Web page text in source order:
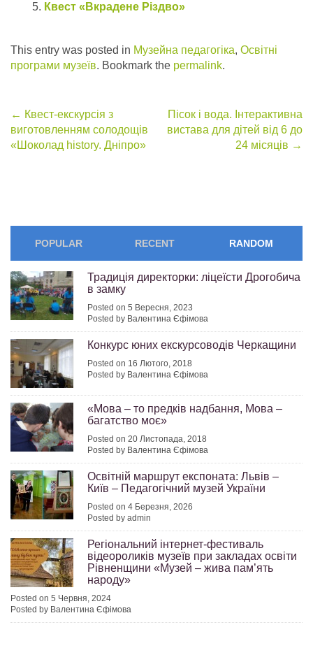
Квест «Вкрадене Різдво»
This entry was posted in Музейна педагогіка, Освітні
програми музеїв. Bookmark the permalink.
Post
navigation
← Квест-екскурсія з
виготовленням солодощів
«Шоколад history. Дніпро»
Пісок і вода. Інтерактивна
вистава для дітей від 6 до
24 місяців →
POPULAR RECENT RANDOM
Традиція директорки: ліцеїсти Дрогобича
в замку
Posted on 5 Вересня, 2023
Posted by Валентина Єфімова
Конкурс юних екскурсоводів Черкащини
Posted on 16 Лютого, 2018
Posted by Валентина Єфімова
«Мова – то предків надбання, Мова –
багатство моє»
Posted on 20 Листопада, 2018
Posted by Валентина Єфімова
Освітній маршрут експоната: Львів –
Київ – Педагогічний музей України
Posted on 4 Березня, 2026
Posted by admin
Регіональний інтернет-фестиваль
відеороликів музеїв при закладах освіти
Рівненщини «Музей – жива пам’ять
народу»
Posted on 5 Червня, 2024
Posted by Валентина Єфімова